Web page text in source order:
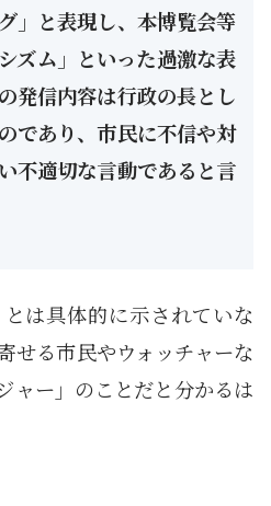
」と表現し、本博覧会等
ズム」といった過激な表
発信内容は行政の長とし
であり、市民に不信や対
不適切な言動であると言
とは具体的に示されていな
せる市民やウォッチャーな
ャー」のことだと分かるは